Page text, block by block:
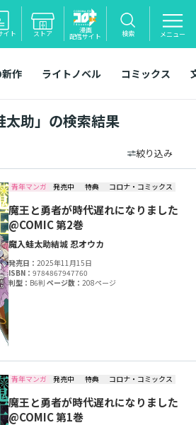
イト ストア 漫画
配信サイト 検索 メニュー
作 ライトノベル コミックス
太助」の検索結果
絞り込み
青年マンガ 発売中 特典 コロナ・コミックス
魔王と勇者が時代遅れになりました
@COMIC 第2巻
魔入蛙太助結城 忍オウカ
発売日：2025年11月15日
ISBN：9784867947760
判型： B6判ページ数：208ページ
青年マンガ 発売中 特典 コロナ・コミックス
魔王と勇者が時代遅れになりました
@COMIC 第1巻